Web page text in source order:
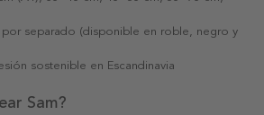
por separado (disponible en roble, negro y
sostenible en Escandinavia
Sam?